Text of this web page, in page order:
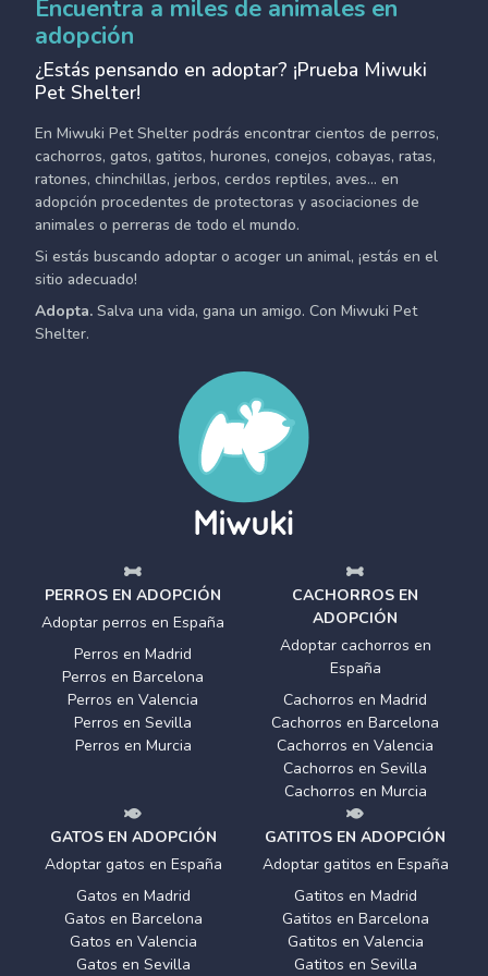
Encuentra a miles de animales en
adopción
¿Estás pensando en adoptar? ¡Prueba Miwuki
Pet Shelter!
En Miwuki Pet Shelter podrás encontrar cientos de perros,
cachorros, gatos, gatitos, hurones, conejos, cobayas, ratas,
ratones, chinchillas, jerbos, cerdos reptiles, aves... en
adopción procedentes de protectoras y asociaciones de
animales o perreras de todo el mundo.
Si estás buscando adoptar o acoger un animal, ¡estás en el
sitio adecuado!
Adopta. Salva una vida, gana un amigo. Con Miwuki Pet
Shelter.
PERROS EN ADOPCIÓN
Adoptar perros en España
Perros en Madrid
Perros en Barcelona
Perros en Valencia
Perros en Sevilla
Perros en Murcia
CACHORROS EN
ADOPCIÓN
Adoptar cachorros en
España
Cachorros en Madrid
Cachorros en Barcelona
Cachorros en Valencia
Cachorros en Sevilla
Cachorros en Murcia
GATOS EN ADOPCIÓN
Adoptar gatos en España
Gatos en Madrid
Gatos en Barcelona
Gatos en Valencia
Gatos en Sevilla
GATITOS EN ADOPCIÓN
Adoptar gatitos en España
Gatitos en Madrid
Gatitos en Barcelona
Gatitos en Valencia
Gatitos en Sevilla